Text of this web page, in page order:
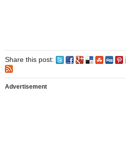
Share this post:
Advertisement